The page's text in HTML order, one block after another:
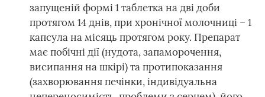
запущеній формі 1 таблетка на дві доби
протягом 14 днів, при хронічної молочниці – 1
капсула на місяць протягом року. Препарат
має побічні дії (нудота, запаморочення,
висипання на шкірі) та протипоказання
(захворювання печінки, індивідуальна